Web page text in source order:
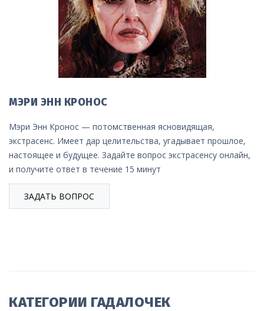
МЭРИ ЭНН КРОНОС
Мэри Энн Кронос — потомственная ясновидящая,
экстрасенс. Имеет дар целительства, угадывает прошлое,
настоящее и будущее. Задайте вопрос экстрасенсу онлайн,
и получите ответ в течение 15 минут
ЗАДАТЬ ВОПРОС
КАТЕГОРИИ ГАДАЛОЧЕК